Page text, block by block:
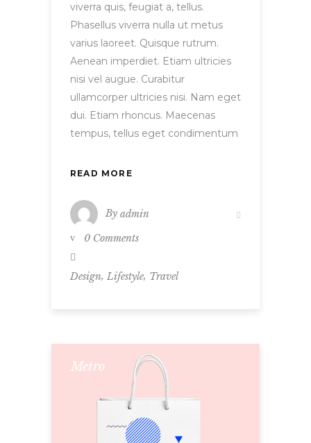
viverra quis, feugiat a, tellus.
Phasellus viverra nulla ut metus
varius laoreet. Quisque rutrum.
Aenean imperdiet. Etiam ultricies
nisi vel augue. Curabitur
ullamcorper ultricies nisi. Nam eget
dui. Etiam rhoncus. Maecenas
tempus, tellus eget condimentum
READ MORE
By admin
0 Comments
Design, Lifestyle, Travel
Metro